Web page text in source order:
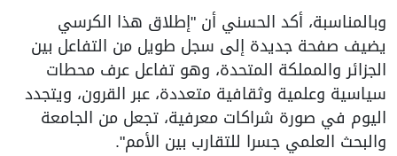
وبالمناسبة، أكد الحسني أن "إطلاق هذا الكرسي
يضيف صفحة جديدة إلى سجل طويل من التفاعل بين
الجزائر والمملكة المتحدة، وهو تفاعل عرف محطات
سياسية وعلمية وثقافية متعددة، عبر القرون، ويتجدد
اليوم في صورة شراكات معرفية، تجعل من الجامعة
والبحث العلمي جسرا للتقارب بين الأمم".